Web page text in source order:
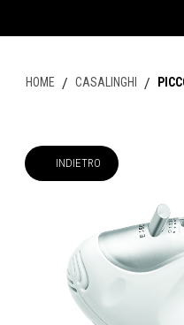
HOME /CASALINGHI /
INDIETRO